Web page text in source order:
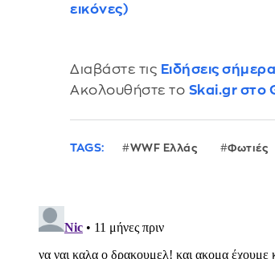
εικόνες)
Διαβάστε τις Ειδήσεις σήμερα
Ακολουθήστε το Skai.gr στο
TAGS: WWF Ελλάς Φωτιές